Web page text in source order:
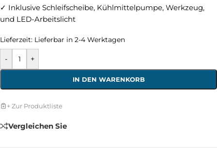
✓ Inklusive Schleifscheibe, Kühlmittelpumpe, Werkzeug,
und LED-Arbeitslicht
Lieferzeit: Lieferbar in 2-4 Werktagen
- +
IN DEN WARENKORB
+ Zur Produktliste
Vergleichen Sie